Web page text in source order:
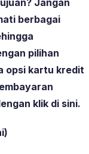
berbagai
pilihan
opsi kartu kredit
klik di sini.